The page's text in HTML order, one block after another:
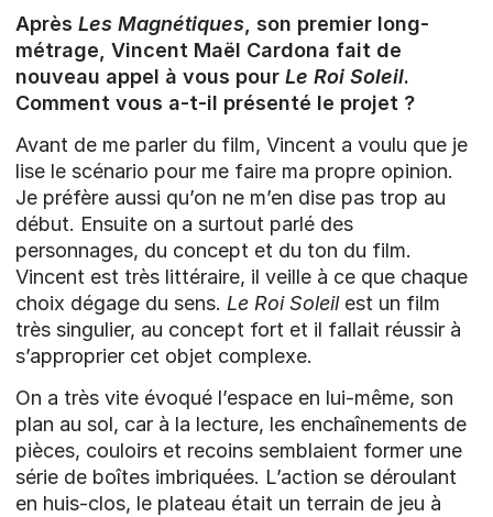
Après Les Magnétiques , son premier long-
métrage, Vincent Maël Cardona fait de
nouveau appel à vous pour Le Roi Soleil.
Comment vous a-t-il présenté le projet ?
Avant de me parler du film, Vincent a voulu que je
lise le scénario pour me faire ma propre opinion.
Je préfère aussi qu’on ne m’en dise pas trop au
début. Ensuite on a surtout parlé des
personnages, du concept et du ton du film.
Vincent est très littéraire, il veille à ce que chaque
choix dégage du sens. Le Roi Soleilest un film
très singulier, au concept fort et il fallait réussir à
s’approprier cet objet complexe.
On a très vite évoqué l’espace en lui-même, son
plan au sol, car à la lecture, les enchaînements de
pièces, couloirs et recoins semblaient former une
série de boîtes imbriquées. L’action se déroulant
en huis-clos, le plateau était un terrain de jeu à